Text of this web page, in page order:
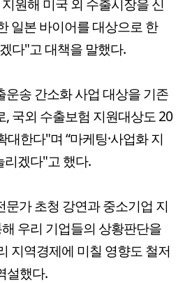
일본 바이어를 대상으로 한
다"고 대책을 말했다.
운송 간소화 사업 대상을 기존
국외 수출보험 지원대상도 20
한다"며 “마케팅·사업화 지
리겠다"고 했다.
문가 초청 강연과 중소기업 지
우리 기업들의 상황판단을
지역경제에 미칠 영향도 철저
설했다.